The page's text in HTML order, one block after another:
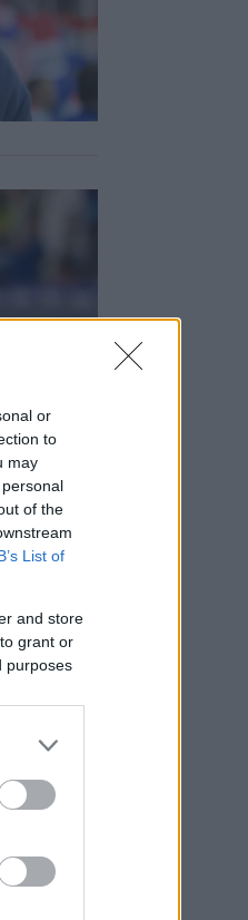
or
to
may
of the
List of
and store
grant or
purposes